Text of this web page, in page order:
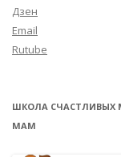
Дзен
Email
Rutube
ШКОЛА СЧАСТЛИВЫХ
МАМ